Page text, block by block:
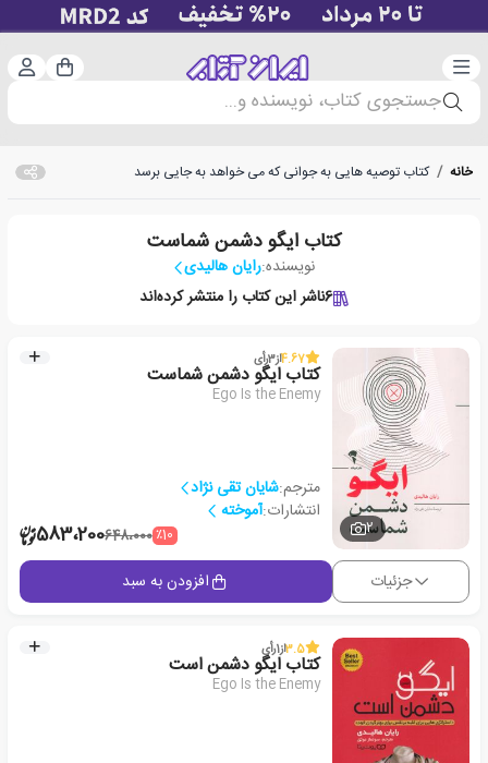
دسته‌بندی سبد
جستجوی کتاب، نویسنده و...
خانه / کتاب توصیه هایی به جوانی که می خواهد به جایی برسد
کتاب ایگو دشمن شماست
نویسنده:رایان هالیدی
6ناشر این کتاب را منتشر کرده‌اند
2
4.67از3رأی
کتاب ایگو دشمن شماست
Ego Is the Enemy
مترجم:شایان تقی نژاد
انتشارات:آموخته
٪10648،000583،200
جزئیات افزودن به سبد
3.5از1رأی
کتاب ایگو دشمن است
Ego Is the Enemy